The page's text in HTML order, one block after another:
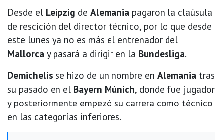
Desde el Leipzig de Alemania pagaron la claúsula
de rescición del director técnico, por lo que desde
este lunes ya no es más el entrenador del
Mallorca y pasará a dirigir en la Bundesliga.
Demichelís se hizo de un nombre en Alemania tras
su pasado en el Bayern Múnich, donde fue jugador
y posteriormente empezó su carrera como técnico
en las categorías inferiores.